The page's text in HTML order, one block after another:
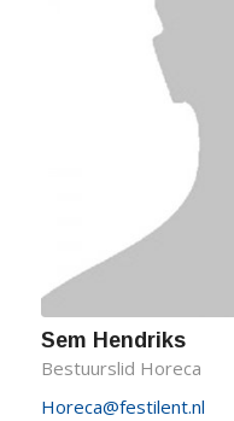
Sem Hendriks
Bestuurslid Horeca
Horeca@festilent.nl